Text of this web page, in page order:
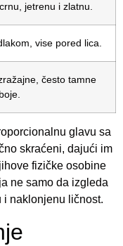
jetrenu i zlatnu.
vise pored lica.
često tamne
boje.
glavu sa
skraćeni, dajući im
fizičke osobine
ne samo da izgleda
i naklonjenu ličnost.